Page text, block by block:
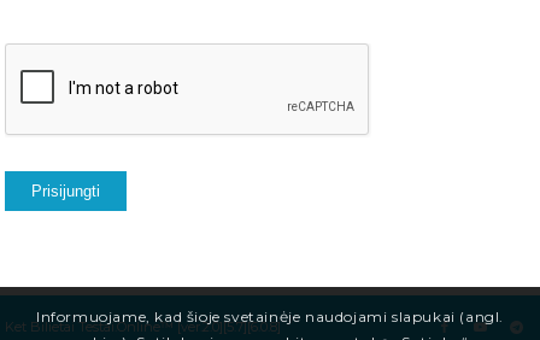
Prisijungti
Ket Bilietai Testai.Online™ [ver.2.0][5.7][6.0.8]
Informuojame, kad šioje svetainėje naudojami slapukai (angl.